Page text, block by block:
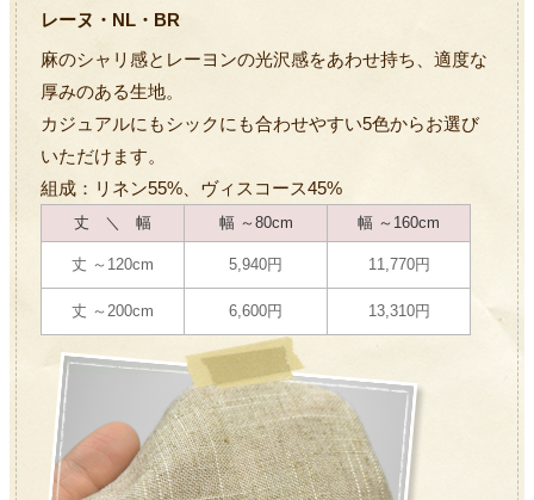
レーヌ・NL・BR
麻のシャリ感とレーヨンの光沢感をあわせ持ち、適度な
厚みのある生地。
カジュアルにもシックにも合わせやすい5色からお選び
いただけます。
組成：リネン55%、ヴィスコース45%
丈 ＼ 幅 幅 ～80cm 幅 ～160cm
丈 ～120cm 5,940円 11,770円
丈 ～200cm 6,600円 13,310円